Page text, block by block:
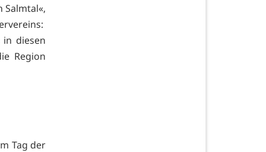
Salmtal«,
in diesen
Region
Tag der